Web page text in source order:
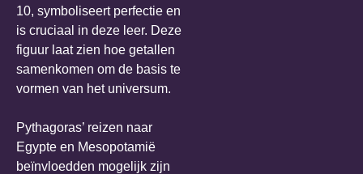
10, symboliseert perfectie en
is cruciaal in deze leer. Deze
figuur laat zien hoe getallen
samenkomen om de basis te
vormen van het universum.
Pythagoras’ reizen naar
Egypte en Mesopotamië
beïnvloedden mogelijk zijn